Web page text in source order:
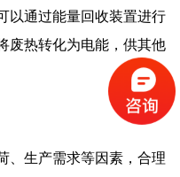
以通过能量回收装置进行
废热转化为电能，供其他
、生产需求等因素，合理